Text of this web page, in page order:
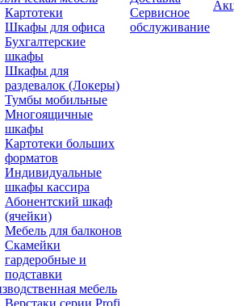
Картотеки
Шкафы для офиса
Бухгалтерские
шкафы
Шкафы для
раздевалок (Локеры)
Тумбы мобильные
Многоящичные
шкафы
Картотеки больших
форматов
Индивидуальные
шкафы кассира
Абонентский шкаф
(ячейки)
Мебель для балконов
Скамейки
гардеробные и
подставки
мебель
Верстаки серии Profi
Сервисное
обслуживание